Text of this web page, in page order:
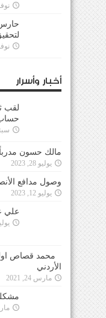
نوفمبر
نوفمبر
أخبار وأسرار
لقب
حساب
مالك حسون
يوليو 28, 2023
وصول مدافع
يوليو 12, 2023
علي
يوليو 8,
محمد قصاص
الأردني
مارس 24, 2021
مارس